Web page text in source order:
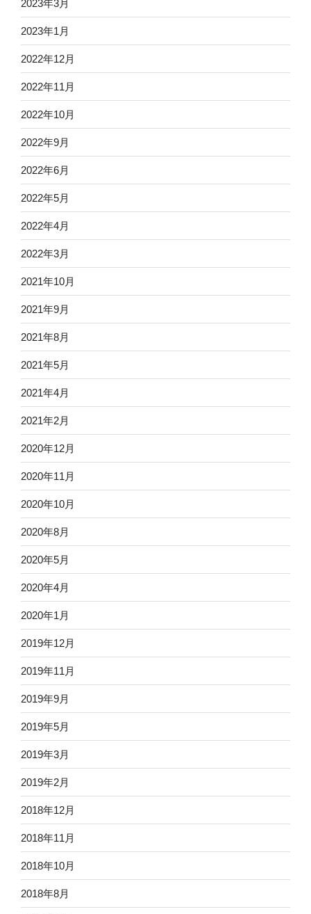
2023年3月
2023年1月
2022年12月
2022年11月
2022年10月
2022年9月
2022年6月
2022年5月
2022年4月
2022年3月
2021年10月
2021年9月
2021年8月
2021年5月
2021年4月
2021年2月
2020年12月
2020年11月
2020年10月
2020年8月
2020年5月
2020年4月
2020年1月
2019年12月
2019年11月
2019年9月
2019年5月
2019年3月
2019年2月
2018年12月
2018年11月
2018年10月
2018年8月